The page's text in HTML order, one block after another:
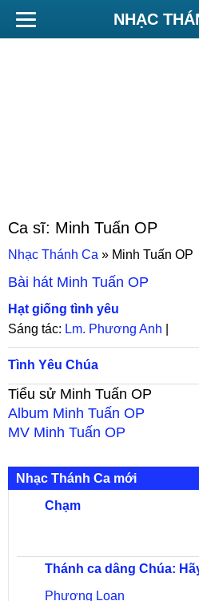
NHẠC
Ca sĩ: Minh Tuấn OP
Nhạc Thánh Ca » Minh Tuấn OP
Bài hát Minh Tuấn OP
Hạt giống tình yêu
Sáng tác: Lm. Phương Anh
Tình Yêu Chúa
Tiểu sử Minh Tuấn OP
Album Minh Tuấn OP
MV Minh Tuấn OP
Nhạc Thánh Ca mới
Chạm
Thánh ca dâng Chúa:
Phương Loan